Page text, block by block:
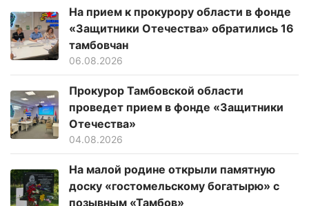
На прием к прокурору области в фонде
«Защитники Отечества» обратились 16
тамбовчан
06.08.2026
Прокурор Тамбовской области
проведет прием в фонде «Защитники
Отечества»
04.08.2026
На малой родине открыли памятную
доску «гостомельскому богатырю» с
позывным «Тамбов»